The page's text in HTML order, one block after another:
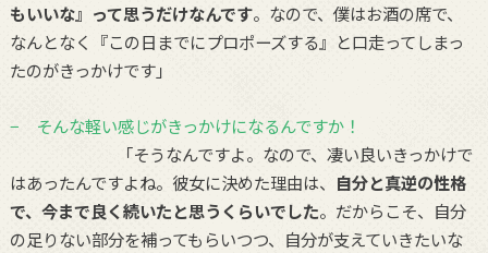
もいいな』って思うだけなんです。なので、僕はお酒の席で、
なんとなく『この日までにプロポーズする』と口走ってしまっ
たのがきっかけです」
− そんな軽い感じがきっかけになるんですか！
「そうなんですよ。なので、凄い良いきっかけで
はあったんですよね。彼女に決めた理由は、 自分と真逆の性格
で、今まで良く続いたと思うくらいでした。だからこそ、自分
の足りない部分を補ってもらいつつ、自分が支えていきたいな